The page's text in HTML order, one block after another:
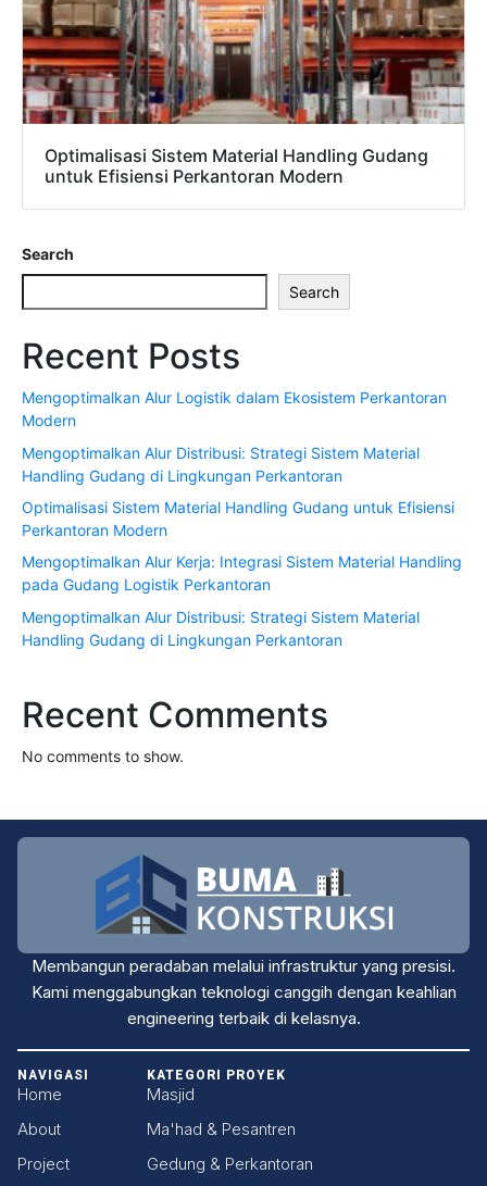
Optimalisasi Sistem Material Handling Gudang
untuk Efisiensi Perkantoran Modern
Search
Search
Recent Posts
Mengoptimalkan Alur Logistik dalam Ekosistem Perkantoran
Modern
Mengoptimalkan Alur Distribusi: Strategi Sistem Material
Handling Gudang di Lingkungan Perkantoran
Optimalisasi Sistem Material Handling Gudang untuk Efisiensi
Perkantoran Modern
Mengoptimalkan Alur Kerja: Integrasi Sistem Material Handling
pada Gudang Logistik Perkantoran
Mengoptimalkan Alur Distribusi: Strategi Sistem Material
Handling Gudang di Lingkungan Perkantoran
Recent Comments
No comments to show.
Membangun peradaban melalui infrastruktur yang presisi.
Kami menggabungkan teknologi canggih dengan keahlian
engineering terbaik di kelasnya.
NAVIGASI
Home
About
Project
KATEGORI PROYEK
Masjid
Ma'had & Pesantren
Gedung & Perkantoran